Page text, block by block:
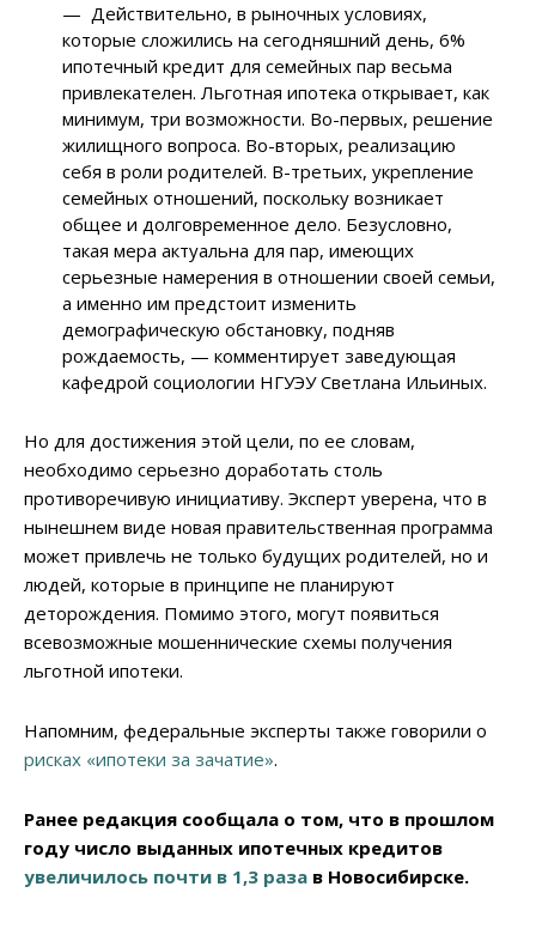
— Действительно, в рыночных условиях,
которые сложились на сегодняшний день, 6%
ипотечный кредит для семейных пар весьма
привлекателен. Льготная ипотека открывает, как
минимум, три возможности. Во-первых, решение
жилищного вопроса. Во-вторых, реализацию
себя в роли родителей. В-третьих, укрепление
семейных отношений, поскольку возникает
общее и долговременное дело. Безусловно,
такая мера актуальна для пар, имеющих
серьезные намерения в отношении своей семьи,
а именно им предстоит изменить
демографическую обстановку, подняв
рождаемость, — комментирует заведующая
кафедрой социологии НГУЭУ Светлана Ильиных.
Но для достижения этой цели, по ее словам,
необходимо серьезно доработать столь
противоречивую инициативу. Эксперт уверена, что в
нынешнем виде новая правительственная программа
может привлечь не только будущих родителей, но и
людей, которые в принципе не планируют
деторождения. Помимо этого, могут появиться
всевозможные мошеннические схемы получения
льготной ипотеки.
Напомним, федеральные эксперты также говорили о
рисках «ипотеки за зачатие».
Ранее редакция сообщала о том, что в прошлом
году число выданных ипотечных кредитов
увеличилось почти в 1,3 раза в Новосибирске.